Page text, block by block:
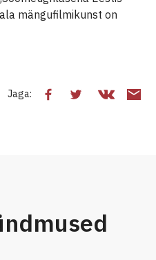
mängufilmikunst on
Jaga: